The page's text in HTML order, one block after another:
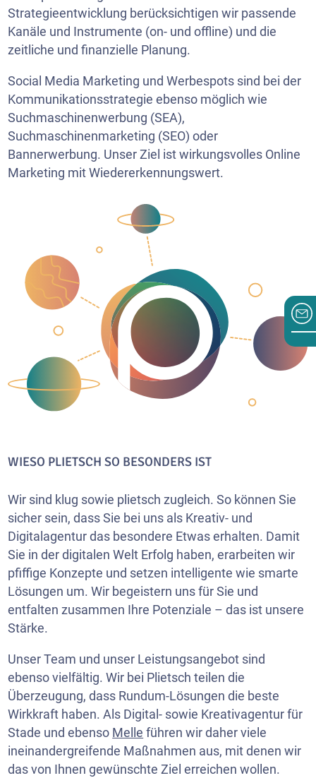
Strategieentwicklung berücksichtigen wir passende
Kanäle und Instrumente (on- und offline) und die
zeitliche und finanzielle Planung.
Social Media Marketing und Werbespots sind bei der
Kommunikationsstrategie ebenso möglich wie
Suchmaschinenwerbung (SEA),
Suchmaschinenmarketing (SEO) oder
Bannerwerbung. Unser Ziel ist wirkungsvolles Online
Marketing mit Wiedererkennungswert.
WIESO PLIETSCH SO BESONDERS IST
Wir sind klug sowie plietsch zugleich. So können Sie
sicher sein, dass Sie bei uns als Kreativ- und
Digitalagentur das besondere Etwas erhalten. Damit
Sie in der digitalen Welt Erfolg haben, erarbeiten wir
pfiffige Konzepte und setzen intelligente wie smarte
Lösungen um. Wir begeistern uns für Sie und
entfalten zusammen Ihre Potenziale – das ist unsere
Stärke.
Unser Team und unser Leistungsangebot sind
ebenso vielfältig. Wir bei Plietsch teilen die
Überzeugung, dass Rundum-Lösungen die beste
Wirkkraft haben. Als Digital- sowie Kreativagentur für
Stade und ebenso Melle führen wir daher viele
ineinandergreifende Maßnahmen aus, mit denen wir
das von Ihnen gewünschte Ziel erreichen wollen.